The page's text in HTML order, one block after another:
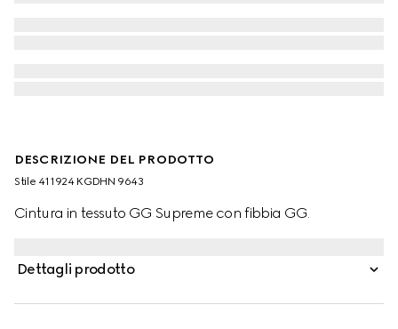
DESCRIZIONE DEL PRODOTTO
Stile ‎411924 KGDHN 9643
Cintura in tessuto GG Supreme con fibbia GG.
Dettagli prodotto